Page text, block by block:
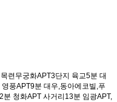
목련무궁화APT3단지 육교5분 대
영풍APT9분 대우,동아에코빌,푸
분 청화APT 사거리 13분 임광APT,